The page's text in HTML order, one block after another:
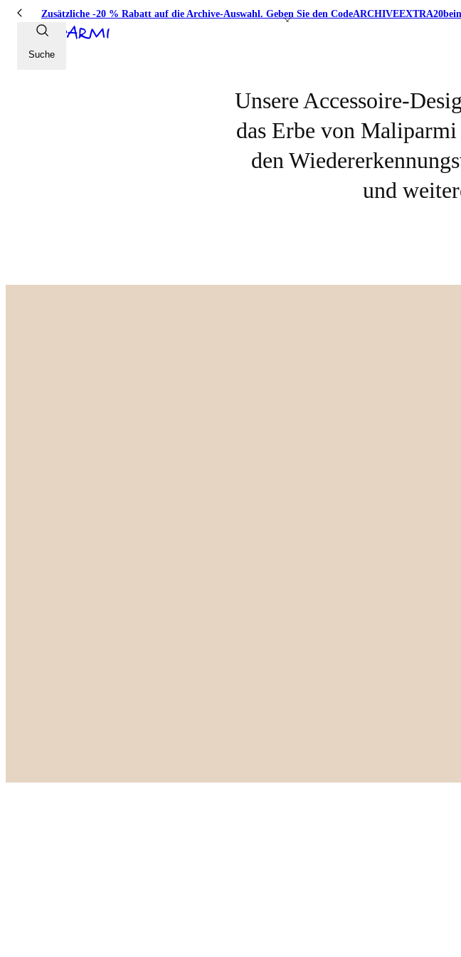
Zusätzliche -20 % Rabatt auf die Archive-Auswahl. Geben Sie den CodeARCHIVEEXTRA20
Suche
MEHR ENTDECKEN
A conversation with Melissa Maish
Unsere Accessoire-
das Erbe von
den
und